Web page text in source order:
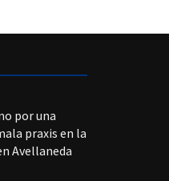
por una
praxis en la
Avellaneda